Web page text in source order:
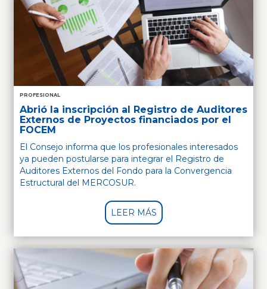
PROFESIONAL
Abrió la inscripción al Registro de Auditores
Externos de Proyectos financiados por el
FOCEM
El Consejo informa que los profesionales interesados
ya pueden postularse para integrar el Registro de
Auditores Externos del Fondo para la Convergencia
Estructural del MERCOSUR.
LEER MÁS